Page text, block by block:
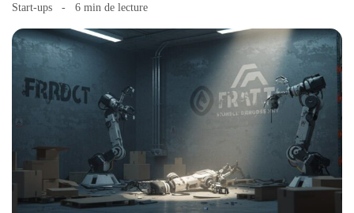
Start-ups 6 min de lecture